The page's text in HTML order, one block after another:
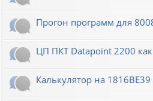
Прогон программ для
ЦП ПКТ Datapoint 2200
Калькулятор на 1816ВЕ39